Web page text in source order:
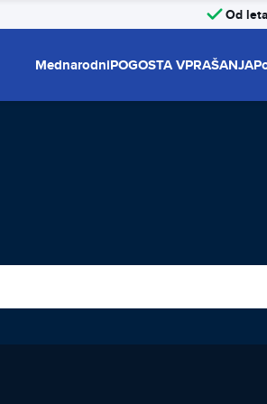
Od
MednarodniPOGOSTA VPRAŠANJA